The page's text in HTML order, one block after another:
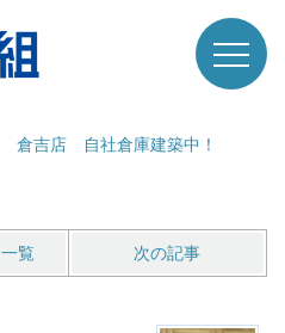
倉吉店 自社倉庫建築中！
一覧 次の記事